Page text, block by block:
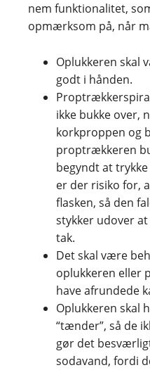
nem funktionalitet,
opmærksom på, når
Oplukkeren skal
godt i hånden.
ikke bukke over,
korkproppen og
proptrækkeren
begyndt at
er der risiko for,
flasken, så den
stykker udover
tak.
Det skal være
oplukkeren eller
have afrundede
Oplukkeren skal
“tænder”, så de
gør det
sodavand, fordi